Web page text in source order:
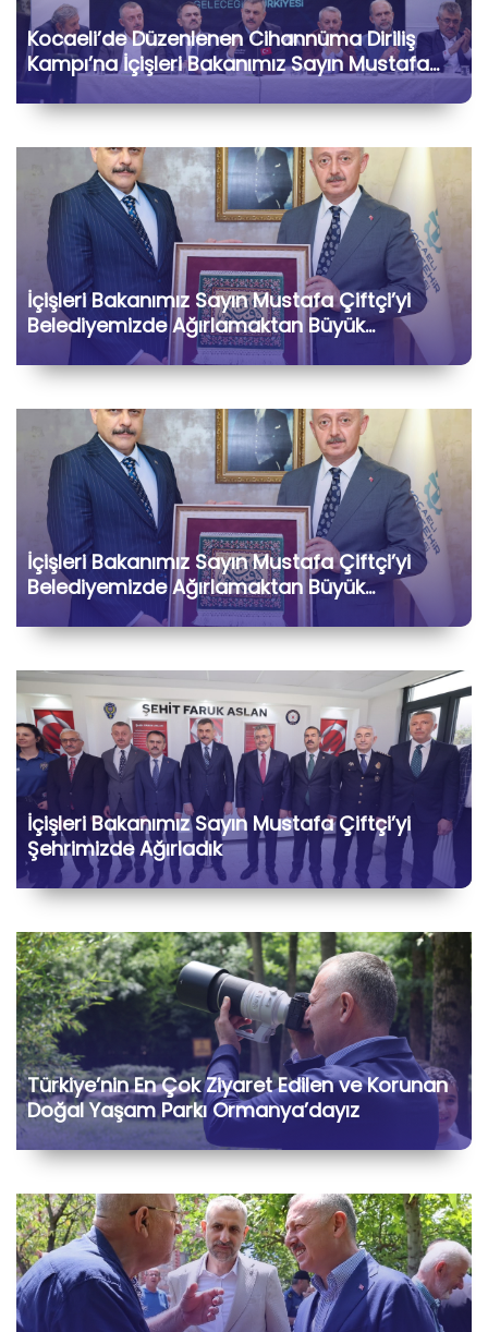
Kocaeli’de Düzenlenen Cihannüma Diriliş
Kampı’na İçişleri Bakanımız Sayın Mustafa
Çiftçi ile Birlikte Katılarak Kıymetli Gönül
Dostlarımızla Hasbihâl Ettik
İçişleri Bakanımız Sayın Mustafa Çiftçi’yi
Belediyemizde Ağırlamaktan Büyük
Memnuniyet Duyduk
İçişleri Bakanımız Sayın Mustafa Çiftçi’yi
Belediyemizde Ağırlamaktan Büyük
Memnuniyet Duyduk
İçişleri Bakanımız Sayın Mustafa Çiftçi’yi
Şehrimizde Ağırladık
Türkiye’nin En Çok Ziyaret Edilen ve Korunan
Doğal Yaşam Parkı Ormanya’dayız